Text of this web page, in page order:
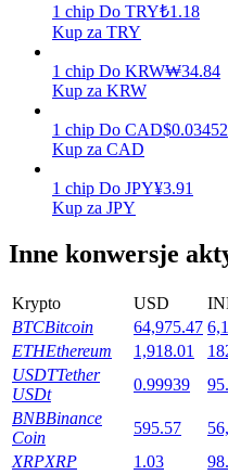
Stawianie
Wysokie zyski i
Launchpool
Elastyczne stawianie
tokenach
1 chip Do TRY₺1.18
Kup za TRY
1 chip Do KRW₩34.84
Kup za KRW
1 chip Do CAD$0.03452
Kup za CAD
1 chip Do JPY¥3.91
Kup za JPY
Inne konwersje
Krypto USD
BTCBitcoin 64,975.47
ETHEthereum 1,918.01
USDTTether
USDt
0.99939
BNBBinance
Coin
595.57
XRPXRP 1.03